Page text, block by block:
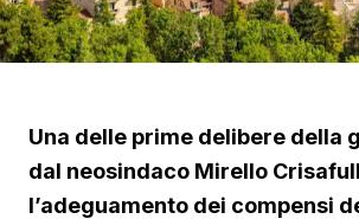
Una delle prime delibere della
dal neosindaco Mirello
l’adeguamento dei compensi